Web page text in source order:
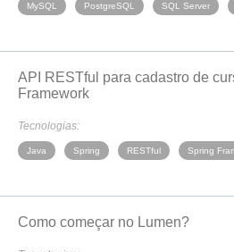
MySQL PostgreSQL SQL Server
API RESTful para cadastro de
Framework
Tecnologias:
Java Spring RESTful Spring
Como começar no Lumen?